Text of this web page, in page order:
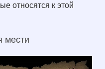
относятся к этой
мести